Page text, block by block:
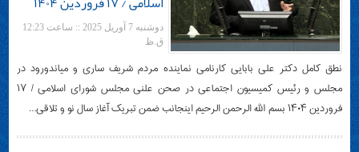
دوشنبه 7 آوریل 2025 :: ساعت 12:23
ق.ظ
نطق کامل دکتر علی بابایی کارنامی نماینده مردم شریف ساری و میاندورود در
مجلس و رئیس کمیسیون اجتماعی در صحن علنی مجلس شورای اسلامی / ۱۷
فروردین ۱۴۰۴ بسم الله الرحمن الرحیم اینجانب ضمن تبریک آغاز سال نو و تلاقی…